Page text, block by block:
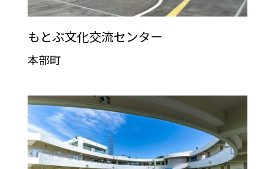
もとぶ文化交流センター
本部町